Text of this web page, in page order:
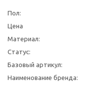
Пол:
Цена
Материал:
Статус:
Базовый артикул:
Наименование бренда: